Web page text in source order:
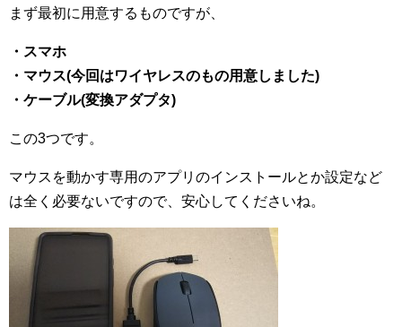
まず最初に用意するものですが、
・スマホ
・マウス(今回はワイヤレスのもの用意しました)
・ケーブル(変換アダプタ)
この3つです。
マウスを動かす専用のアプリのインストールとか設定など
は全く必要ないですので、安心してくださいね。